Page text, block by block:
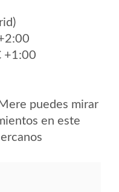
+1:00
puedes mirar
en este